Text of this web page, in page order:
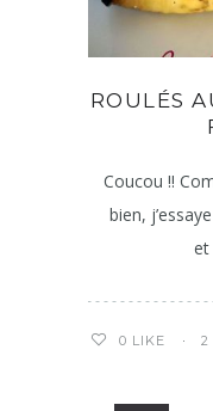
ROULÉS
Coucou !!
bien,
et
0 LIKE 2